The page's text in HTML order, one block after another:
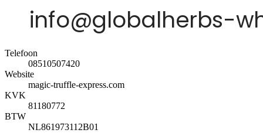
Telefoon
08510507420
Website
magic-truffle-express.com
KVK
81180772
BTW
NL861973112B01